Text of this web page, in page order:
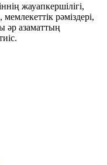
жауапкершілігі,
рәміздері,
әр азаматтың